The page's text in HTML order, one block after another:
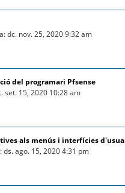
dc. nov. 25, 2020 9:32 am
del programari Pfsense
set. 15, 2020 10:28 am
als menús i interfícies
ds. ago. 15, 2020 4:31 pm